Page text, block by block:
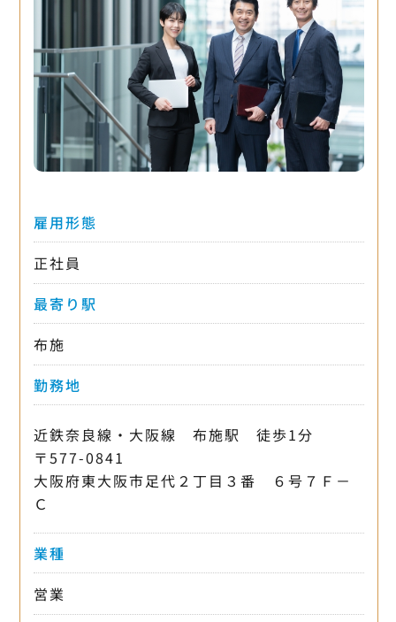
雇用形態
正社員
最寄り駅
布施
勤務地
近鉄奈良線・大阪線 布施駅 徒歩1分
〒577-0841
大阪府東大阪市足代２丁目３番 ６号７Ｆ－
Ｃ
業種
営業